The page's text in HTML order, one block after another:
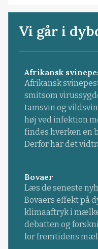
Vi går i
Afrikansk
Afrikansk
smitsom
tamsvin og
høj ved infektion
findes hverken en
Derfor har det
Bovaer
Læs de seneste
Bovaers effekt på
klimaaftryk i
debatten og
for fremtidens